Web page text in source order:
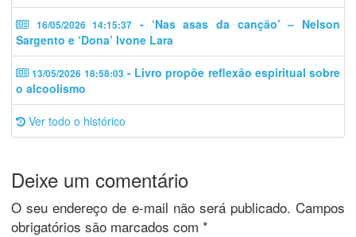
16/05/2026 14:15:37 - ‘Nas asas da canção’ – Nelson
Sargento e ‘Dona’ Ivone Lara
13/05/2026 18:58:03 - Livro propõe reflexão espiritual sobre
o alcoolismo
Ver todo o histórico
Deixe um comentário
O seu endereço de e-mail não será publicado. Campos
obrigatórios são marcados com *